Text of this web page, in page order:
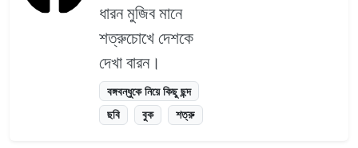
ধারন মুজিব মানে
শত্রুচোখে দেশকে
দেখা বারন।
বঙ্গবন্ধুকে নিয়ে কিছু ছন্দ
ছবি
বুক শত্রু